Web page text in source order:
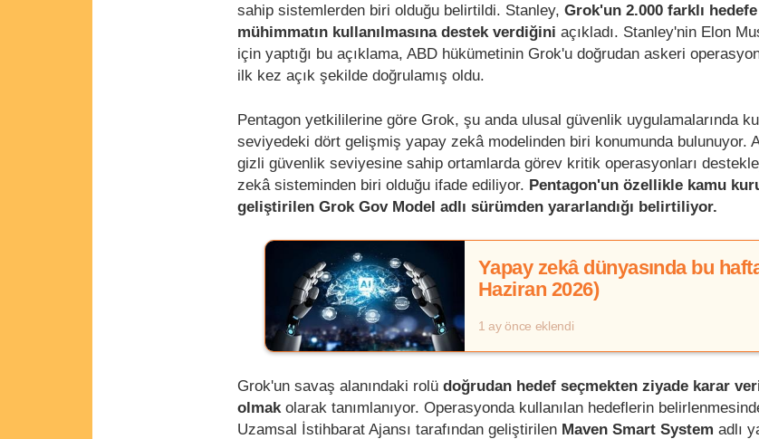
sahip sistemlerden biri olduğu belirtildi. Stanley, Grok'un 2.000 farklı
mühimmatın kullanılmasına destek verdiğini açıkladı. Stanley'nin Elon
için yaptığı bu açıklama, ABD hükümetinin Grok'u doğrudan askeri
ilk kez açık şekilde doğrulamış oldu.
Pentagon yetkililerine göre Grok, şu anda ulusal güvenlik uygulamalarında
seviyedeki dört gelişmiş yapay zekâ modelinden biri konumunda bulunuyor.
gizli güvenlik seviyesine sahip ortamlarda görev kritik operasyonları
zekâ sisteminden biri olduğu ifade ediliyor. Pentagon'un özellikle kamu
geliştirilen Grok Gov Model adlı sürümden yararlandığı belirtiliyor.
Yapay zekâ dünyasında bu
Haziran 2026)
1 ay önce eklendi
Grok'un savaş alanındaki rolü doğrudan hedef seçmekten ziyade karar
olmak olarak tanımlanıyor. Operasyonda kullanılan hedeflerin
Uzamsal İstihbarat Ajansı tarafından geliştirilen Maven Smart System adlı